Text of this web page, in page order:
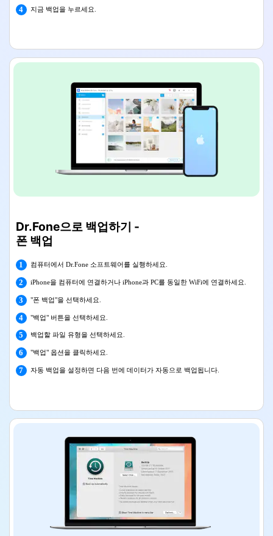
4 지금 백업을 누르세요.
Dr.Fone으로 백업하기 -
폰 백업
1 컴퓨터에서 Dr.Fone 소프트웨어를 실행하세요.
2 iPhone을 컴퓨터에 연결하거나 iPhone과 PC를 동일한 WiFi에 연결하세요.
3 "폰 백업"을 선택하세요.
4 "백업" 버튼을 선택하세요.
5 백업할 파일 유형을 선택하세요.
6 "백업" 옵션을 클릭하세요.
7 자동 백업을 설정하면 다음 번에 데이터가 자동으로 백업됩니다.